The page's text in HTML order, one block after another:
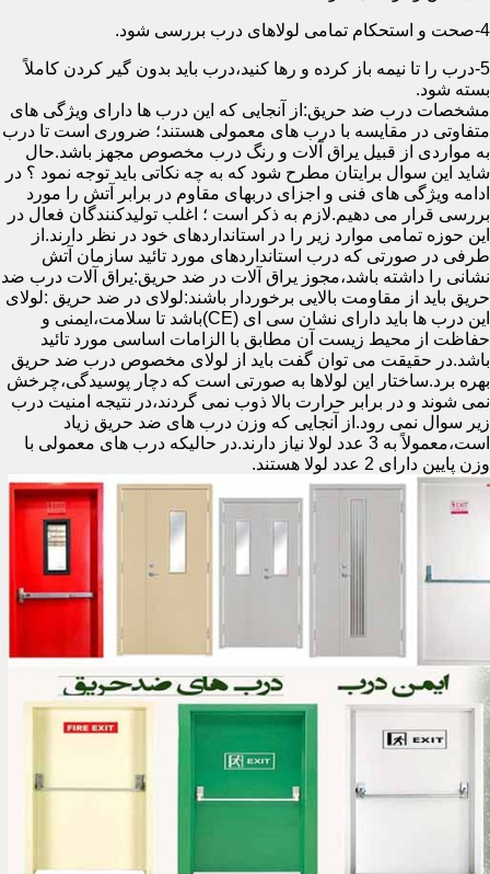
4-صحت و استحکام تمامی لولاهای درب بررسی شود.
5-درب را تا نیمه باز کرده و رها کنید،درب باید بدون گیر کردن کاملاً
بسته شود.
مشخصات درب ضد حریق:از آنجایی که این درب ها دارای ویژگی های
متفاوتی در مقایسه با درب های معمولی هستند؛ ضروری است تا درب
به مواردی از قبیل یراق آلات و رنگ درب مخصوص مجهز باشد.حال
شاید این سوال برایتان مطرح شود که به چه نکاتی باید توجه نمود ؟ در
ادامه ویژگی های فنی و اجزای دربهای مقاوم در برابر آتش را مورد
بررسی قرار می دهیم.لازم به ذکر است ؛ اغلب تولیدکنندگان فعال در
این حوزه تمامی موارد زیر را در استانداردهای خود در نظر دارند.از
طرفی در صورتی که درب استانداردهای مورد تائید سازمان آتش
نشانی را داشته باشد،مجوز یراق آلات در ضد حریق:یراق آلات درب ضد
حریق باید از مقاومت بالایی برخوردار باشند:لولای در ضد حریق :لولای
این درب ها باید دارای نشان سی ای (CE)باشد تا سلامت،ایمنی و
حفاظت از محیط زیست آن مطابق با الزامات اساسی مورد تائید
باشد.در حقیقت می توان گفت باید از لولای مخصوص درب ضد حریق
بهره برد.ساختار این لولاها به صورتی است که دچار پوسیدگی،چرخش
نمی شوند و در برابر حرارت بالا ذوب نمی گردند،در نتیجه امنیت درب
زیر سوال نمی رود.از آنجایی که وزن درب های ضد حریق زیاد
است،معمولاً به 3 عدد لولا نیاز دارند.در حالیکه درب های معمولی با
وزن پایین دارای 2 عدد لولا هستند.